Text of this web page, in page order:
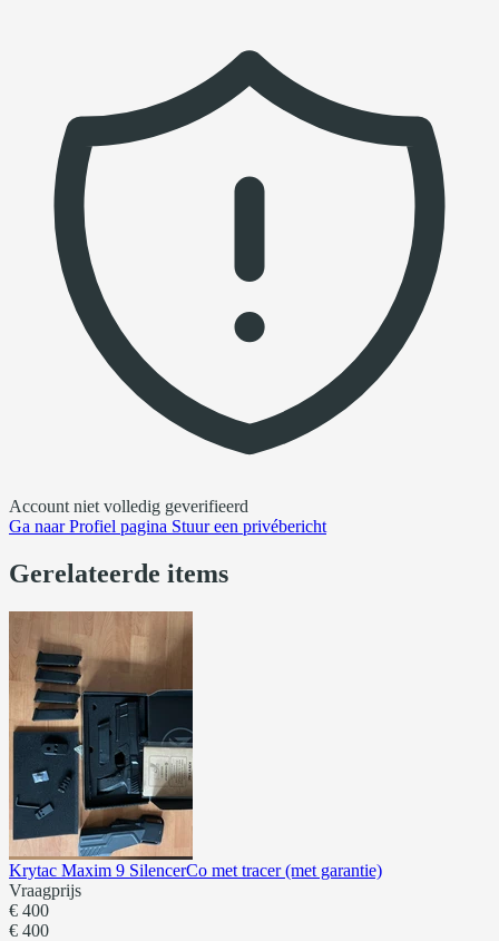
Account niet volledig geverifieerd
Ga naarProfiel pagina Stuur een privébericht
Gerelateerde items
Krytac Maxim 9 SilencerCo met tracer (met garantie)
Vraagprijs
€ 400
€ 400